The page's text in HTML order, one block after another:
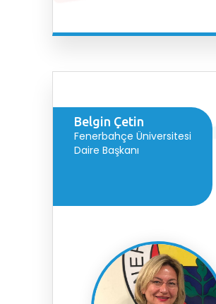
Belgin Çetin
Fenerbahçe Üniversitesi
Daire Başkanı